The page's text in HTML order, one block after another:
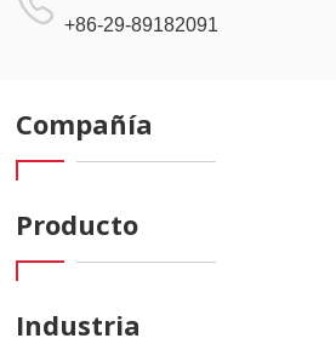
+86-29-89182091
Compañía
Producto
Industria